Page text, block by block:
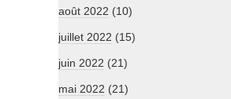
août 2022 (10)
juillet 2022 (15)
juin 2022 (21)
mai 2022 (21)